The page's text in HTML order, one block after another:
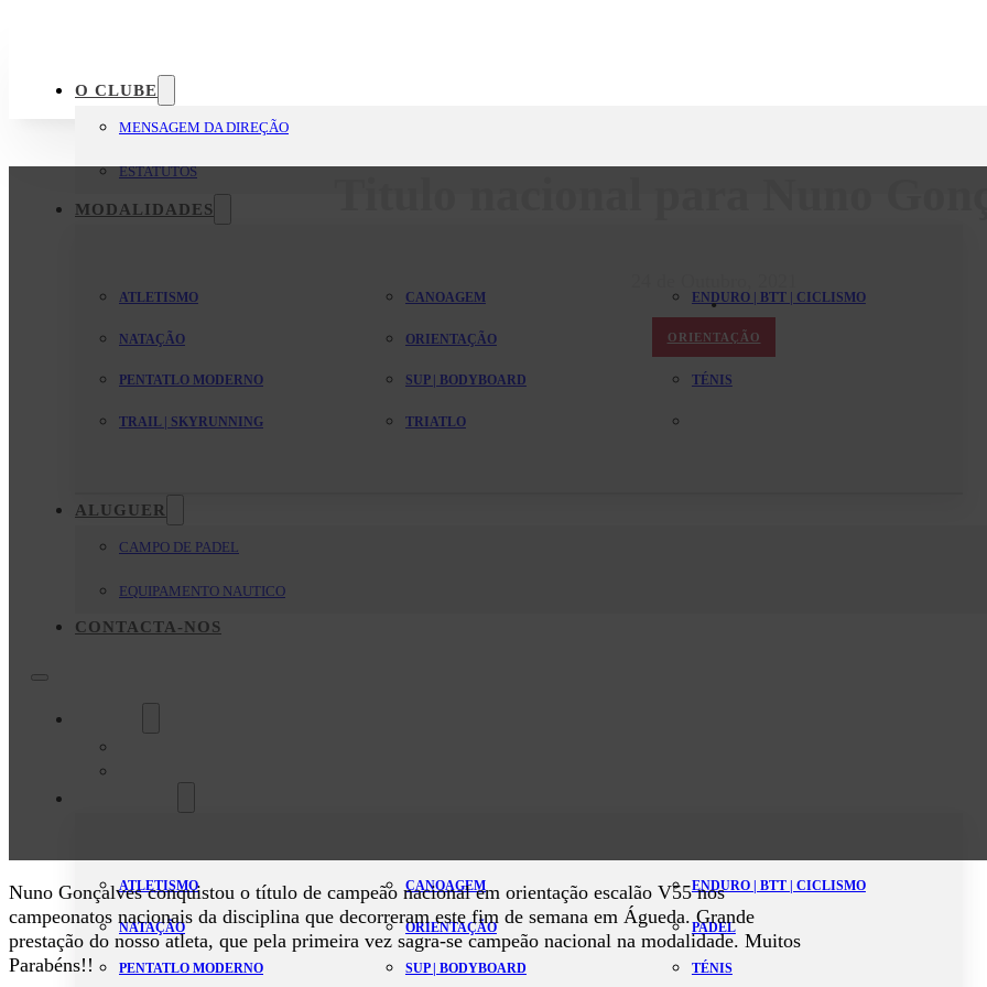
O CLUBE
MENSAGEM DA DIREÇÃO
ESTATUTOS
MODALIDADES
ATLETISMO CANOAGEM ENDURO | BTT | CICLISMO
NATAÇÃO ORIENTAÇÃO PADEL
PENTATLO MODERNO SUP | BODYBOARD TÉNIS
TRAIL | SKYRUNNING TRIATLO
ALUGUER
CAMPO DE PADEL
EQUIPAMENTO NAUTICO
CONTACTA-NOS
ATLETISMO CANOAGEM ENDURO | BTT | CICLISMO
NATAÇÃO ORIENTAÇÃO PADEL
PENTATLO MODERNO SUP | BODYBOARD TÉNIS
ORIENTAÇÃO
Nuno Gonçalves conquistou o título de campeão nacional em orientação escalão V55 nos
campeonatos nacionais da disciplina que decorreram este fim de semana em Águeda. Grande
prestação do nosso atleta, que pela primeira vez sagra-se campeão nacional na modalidade. Muitos
Parabéns!!